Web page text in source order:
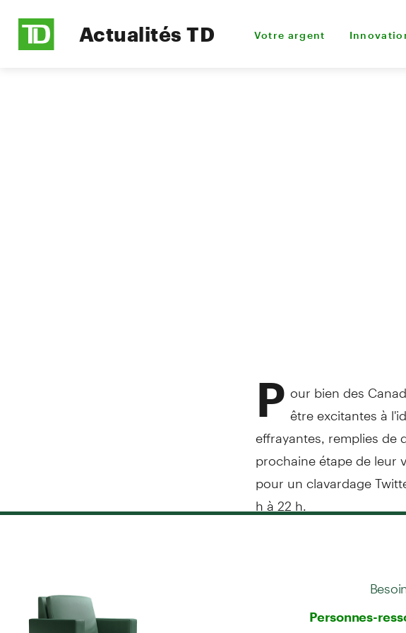
Actualités TD Votre argent
P our bien des
être excitantes à
effrayantes, remplies
prochaine étape de leur
pour un clavardage
h à 22 h.
Personnes-